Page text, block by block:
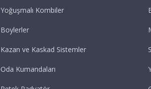
Yoğuşmalı Kombiler
Boylerler
Kazan ve Kaskad Sistemler
Oda Kumandaları